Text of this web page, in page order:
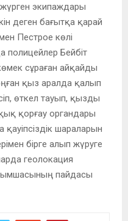
экипаждары
деген бағытқа қарай
Пестрое көлі
полицейлер Бейбіт
сұраған айқайды
қыз аралда қалып
өткел тауып, қызды
қорғау органдары
шараларын
бірге алып жүруге
геолокация
пайдасы